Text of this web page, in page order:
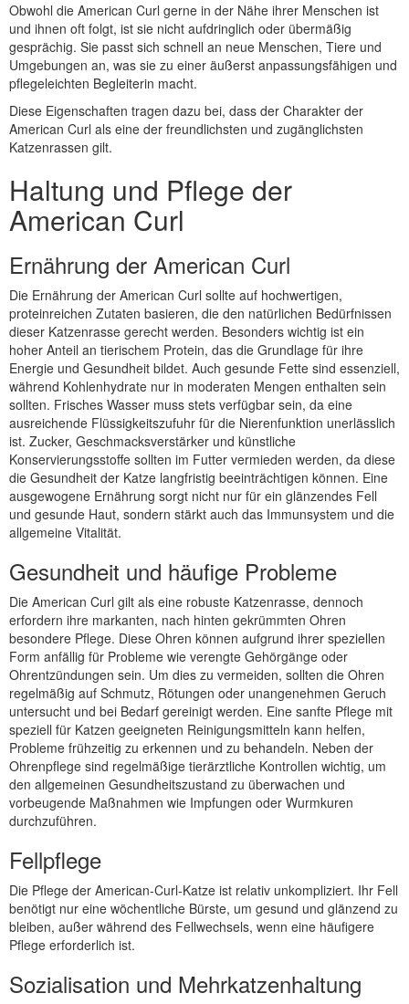
Obwohl die American Curl gerne in der Nähe ihrer Menschen ist
und ihnen oft folgt, ist sie nicht aufdringlich oder übermäßig
gesprächig. Sie passt sich schnell an neue Menschen, Tiere und
Umgebungen an, was sie zu einer äußerst anpassungsfähigen und
pflegeleichten Begleiterin macht.
Diese Eigenschaften tragen dazu bei, dass der Charakter der
American Curl als eine der freundlichsten und zugänglichsten
Katzenrassen gilt.
Haltung und Pflege der
American Curl
Ernährung der American Curl
Die Ernährung der American Curl sollte auf hochwertigen,
proteinreichen Zutaten basieren, die den natürlichen Bedürfnissen
dieser Katzenrasse gerecht werden. Besonders wichtig ist ein
hoher Anteil an tierischem Protein, das die Grundlage für ihre
Energie und Gesundheit bildet. Auch gesunde Fette sind essenziell,
während Kohlenhydrate nur in moderaten Mengen enthalten sein
sollten. Frisches Wasser muss stets verfügbar sein, da eine
ausreichende Flüssigkeitszufuhr für die Nierenfunktion unerlässlich
ist. Zucker, Geschmacksverstärker und künstliche
Konservierungsstoffe sollten im Futter vermieden werden, da diese
die Gesundheit der Katze langfristig beeinträchtigen können. Eine
ausgewogene Ernährung sorgt nicht nur für ein glänzendes Fell
und gesunde Haut, sondern stärkt auch das Immunsystem und die
allgemeine Vitalität.
Gesundheit und häufige Probleme
Die American Curl gilt als eine robuste Katzenrasse, dennoch
erfordern ihre markanten, nach hinten gekrümmten Ohren
besondere Pflege. Diese Ohren können aufgrund ihrer speziellen
Form anfällig für Probleme wie verengte Gehörgänge oder
Ohrentzündungen sein. Um dies zu vermeiden, sollten die Ohren
regelmäßig auf Schmutz, Rötungen oder unangenehmen Geruch
untersucht und bei Bedarf gereinigt werden. Eine sanfte Pflege mit
speziell für Katzen geeigneten Reinigungsmitteln kann helfen,
Probleme frühzeitig zu erkennen und zu behandeln. Neben der
Ohrenpflege sind regelmäßige tierärztliche Kontrollen wichtig, um
den allgemeinen Gesundheitszustand zu überwachen und
vorbeugende Maßnahmen wie Impfungen oder Wurmkuren
durchzuführen.
Fellpflege
Die Pflege der American-Curl-Katze ist relativ unkompliziert. Ihr Fell
benötigt nur eine wöchentliche Bürste, um gesund und glänzend zu
bleiben, außer während des Fellwechsels, wenn eine häufigere
Pflege erforderlich ist.
Sozialisation und Mehrkatzenhaltung